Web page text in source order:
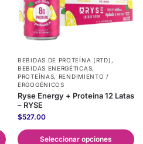
BEBIDAS DE PROTEÍNA (RTD) ,
BEBIDAS ENERGÉTICAS,
PROTEÍNAS, RENDIMIENTO /
ERGOGÉNICOS
Ryse Energy + Proteina 12 Latas
– RYSE
$527.00
Seleccionar opciones